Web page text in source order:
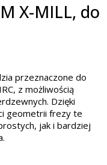
X-MILL, do
przeznaczone do
z możliwością
Dzięki
geometrii frezy te
jak i bardziej